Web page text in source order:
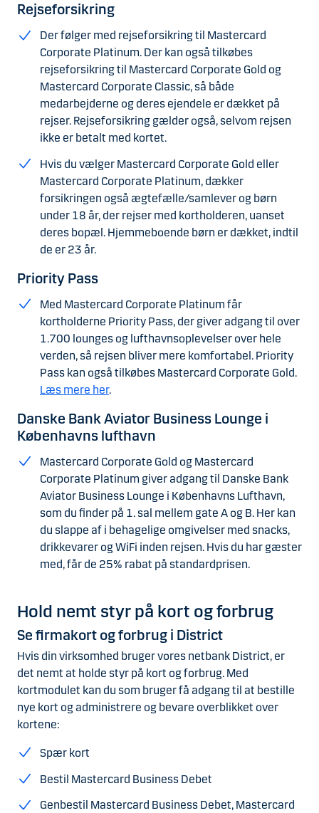
Rejseforsikring
Der følger med rejseforsikring til Mastercard
Corporate Platinum. Der kan også tilkøbes
rejseforsikring til Mastercard Corporate Gold og
Mastercard Corporate Classic, så både
medarbejderne og deres ejendele er dækket på
rejser. Rejseforsikring gælder også, selvom rejsen
ikke er betalt med kortet.
Hvis du vælger Mastercard Corporate Gold eller
Mastercard Corporate Platinum, dækker
forsikringen også ægtefælle/samlever og børn
under 18 år, der rejser med kortholderen, uanset
deres bopæl. Hjemmeboende børn er dækket, indtil
de er 23 år.
Priority Pass
Med Mastercard Corporate Platinum får
kortholderne Priority Pass, der giver adgang til over
1.700 lounges og lufthavnsoplevelser over hele
verden, så rejsen bliver mere komfortabel. Priority
Pass kan også tilkøbes Mastercard Corporate Gold.
Læs mere her.
Danske Bank Aviator Business Lounge i
Københavns lufthavn
Mastercard Corporate Gold og Mastercard
Corporate Platinum giver adgang til Danske Bank
Aviator Business Lounge i Københavns Lufthavn,
som du finder på 1. sal mellem gate A og B. Her kan
du slappe af i behagelige omgivelser med snacks,
drikkevarer og WiFi inden rejsen. Hvis du har gæster
med, får de 25% rabat på standardprisen.
Hold nemt styr på kort og forbrug
Se firmakort og forbrug i District
Hvis din virksomhed bruger vores netbank District, er
det nemt at holde styr på kort og forbrug. Med
kortmodulet kan du som bruger få adgang til at bestille
nye kort og administrere og bevare overblikket over
kortene:
Spær kort
Bestil Mastercard Business Debet
Genbestil Mastercard Business Debet, Mastercard